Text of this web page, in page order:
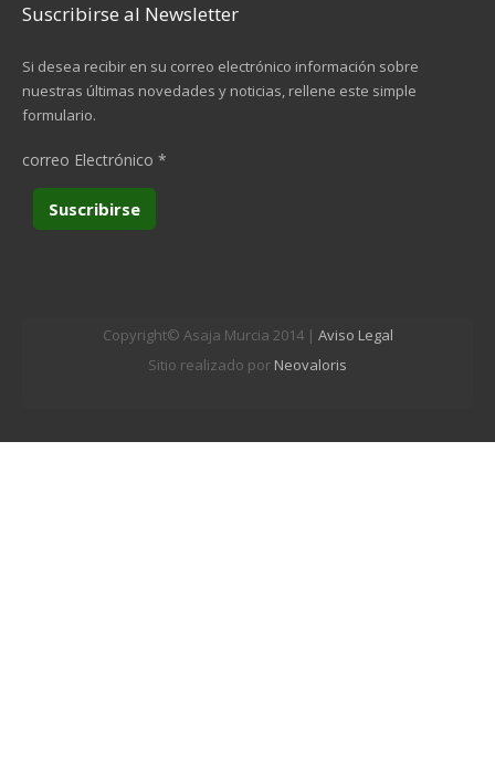
Suscribirse al Newsletter
Si desea recibir en su correo electrónico información sobre
nuestras últimas novedades y noticias, rellene este simple
formulario.
correo Electrónico *
Copyright© Asaja Murcia 2014 | Aviso Legal
Sitio realizado por Neovaloris